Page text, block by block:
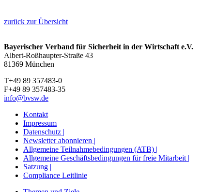
zurück zur Übersicht
Bayerischer Verband für Sicherheit in der Wirtschaft e.V.
Albert-Roßhaupter-Straße 43
81369 München
T+49 89 357483-0
F+49 89 357483-35
info@bvsw.de
Kontakt
Impressum
Datenschutz |
Newsletter abonnieren |
Allgemeine Teilnahmebedingungen (ATB) |
Allgemeine Geschäftsbedingungen für freie Mitarbeit |
Satzung |
Compliance Leitlinie